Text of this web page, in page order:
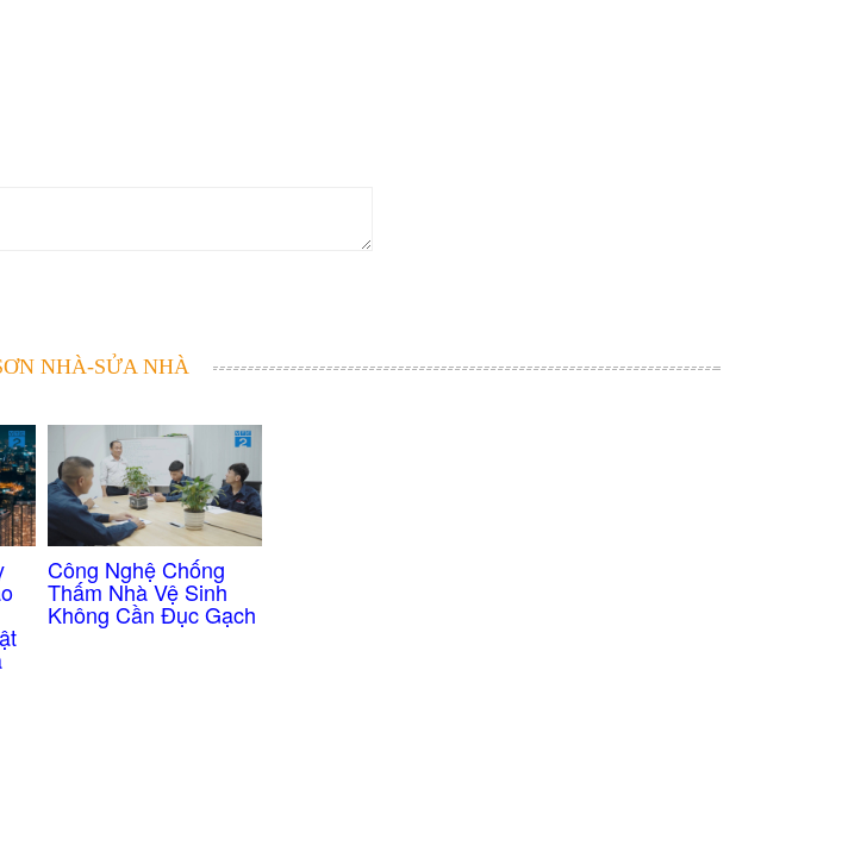
NHÀ-SỬA NHÀ
Công Nghệ Chống
Thấm Nhà Vệ Sinh
Không Cần Đục Gạch